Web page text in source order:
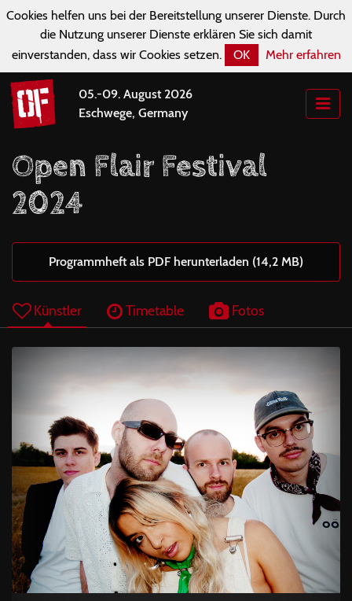
Cookies helfen uns bei der Bereitstellung unserer Dienste. Durch
die Nutzung unserer Dienste erklären Sie sich damit
einverstanden, dass wir Cookies setzen.
OK Mehr erfahren
05.-09. August 2026
Eschwege, Germany
Open Flair Festival
2024
Programmheft als PDF herunterladen (14,2 MB)
Künstler Timetable Fotos